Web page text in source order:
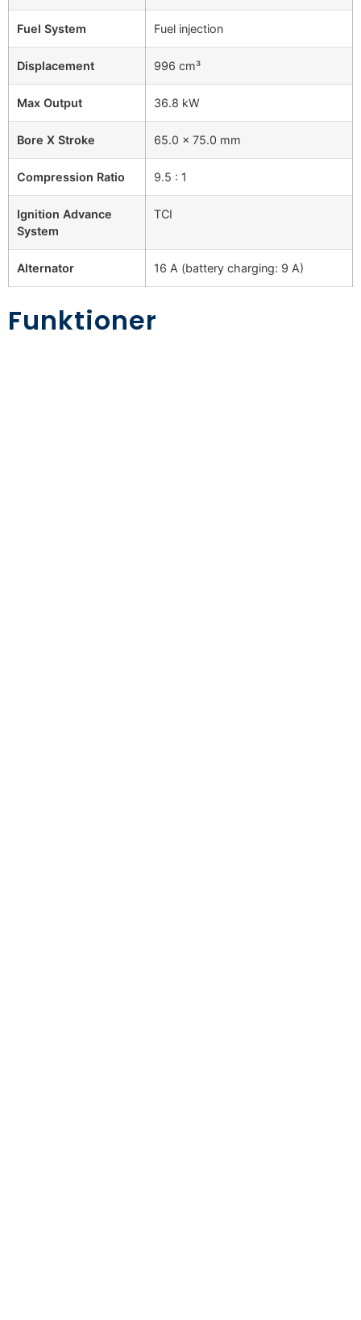
Fuel System Fuel injection
Displacement 996 cm³
Max Output 36.8 kW
Bore X Stroke 65.0 × 75.0 mm
Compression Ratio 9.5 : 1
Ignition Advance
System
TCI
Alternator 16 A (battery charging: 9 A)
Funktioner